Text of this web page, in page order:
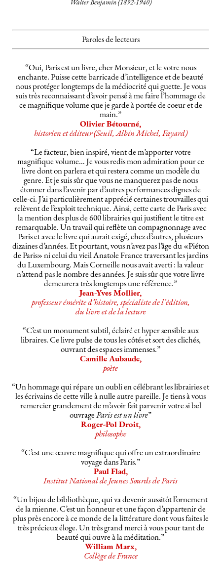
Walter Benjamin (1892-1940)
Paroles de lecteurs
“Oui, Paris est un livre, cher Monsieur, et le votre nous
enchante. Puisse cette barricade d’intelligence et de beauté
nous protéger longtemps de la médiocrité qui guette. Je vous
suis très reconnaissant d’avoir pensé à me faire l’hommage de
ce magnifique volume que je garde à portée de coeur et de
main.”
Olivier Bétourné,
historien et éditeur (Seuil, Albin Michel, Fayard)
“Le facteur, bien inspiré, vient de m’apporter votre
magnifique volume… Je vous redis mon admiration pour ce
livre dont on parlera et qui restera comme un modèle du
genre. Et je suis sûr que vous ne manquerez pas de nous
étonner dans l’avenir par d’autres performances dignes de
celle-ci. J’ai particulièrement apprécié certaines trouvailles qui
relèvent de l’exploit technique. Ainsi, cette carte de Paris avec
la mention des plus de 600 librairies qui justifient le titre est
remarquable. Un travail qui reflète un compagnonnage avec
Paris et avec le livre qui aurait exigé, chez d’autres, plusieurs
dizaines d’années. Et pourtant, vous n’avez pas l’âge du «Piéton
de Paris» ni celui du vieil Anatole France traversant les jardins
du Luxembourg. Mais Corneille nous avait averti : la valeur
n’attend pas le nombre des années. Je suis sûr que votre livre
demeurera très longtemps une référence.”
Jean-Yves Mollier,
professeur émérite d’histoire, spécialiste de l’édition,
du livre et de la lecture
“C’est un monument subtil, éclairé et hyper sensible aux
libraires. Ce livre pulse de tous les côtés et sort des clichés,
ouvrant des espaces immenses.”
Camille Aubaude,
poète
“Un hommage qui répare un oubli en célébrant les librairies et
les écrivains de cette ville à nulle autre pareille. Je tiens à vous
remercier grandement de m’avoir fait parvenir votre si bel
ouvrage Paris est un livre”
Roger-Pol Droit,
philosophe
“C’est une œuvre magnifique qui offre un extraordinaire
voyage dans Paris.”
Paul Flad,
Institut National de Jeunes Sourds de Paris
“Un bijou de bibliothèque, qui va devenir aussitôt l’ornement
de la mienne. C’est un honneur et une façon d’appartenir de
plus près encore à ce monde de la littérature dont vous faites le
très précieux éloge. Un très grand merci à vous pour tant de
beauté qui ouvre à la méditation.”
William Marx,
Collège de France